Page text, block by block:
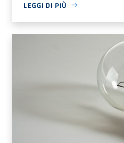
LEGGI DI PIÙ